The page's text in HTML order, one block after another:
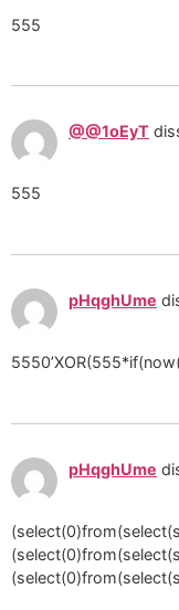
555
@@1oEyT
555
pHqghUme
pHqghUme